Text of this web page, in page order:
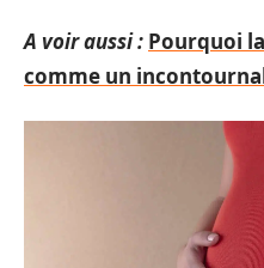
A voir aussi : Pourquoi
comme un